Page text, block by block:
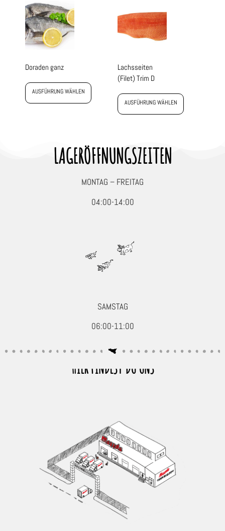
Doraden ganz
AUSFÜHRUNG WÄHLEN
Lachsseiten
(Filet) Trim D
AUSFÜHRUNG WÄHLEN
LAGERÖFFNUNGSZEITEN
MONTAG – FREITAG
04:00-14:00
SAMSTAG
06:00-11:00
HIER FINDEST DU UNS